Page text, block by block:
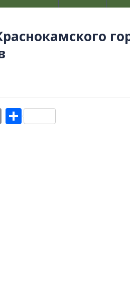
CopyОтправить